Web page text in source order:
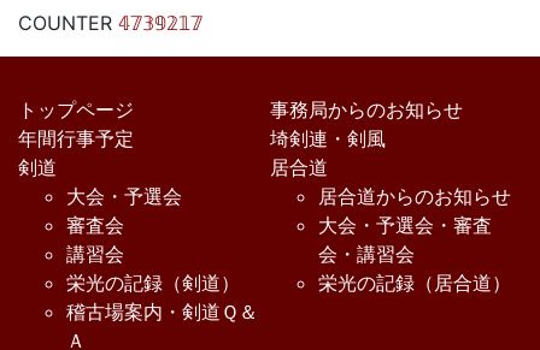
COUNTER 𝟜𝟟𝟛𝟡𝟚𝟙𝟟
トップページ
事務局からのお知らせ
年間行事予定
埼剣連・剣風
剣道
大会・予選会
審査会
講習会
栄光の記録（剣道）
稽古場案内・剣道Ｑ＆
Ａ
居合道
居合道からのお知らせ
大会・予選会・審査
会・講習会
栄光の記録（居合道）